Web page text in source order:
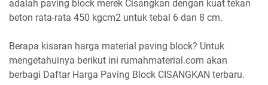
adalah paving block merek Cisangkan dengan kuat tekan
beton rata-rata 450 kgcm2 untuk tebal 6 dan 8 cm.
Berapa kisaran harga material paving block? Untuk
mengetahuinya berikut ini rumahmaterial.com akan
berbagi Daftar Harga Paving Block CISANGKAN terbaru.